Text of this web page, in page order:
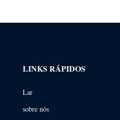
LINKS RÁPIDOS
Lar
sobre nós